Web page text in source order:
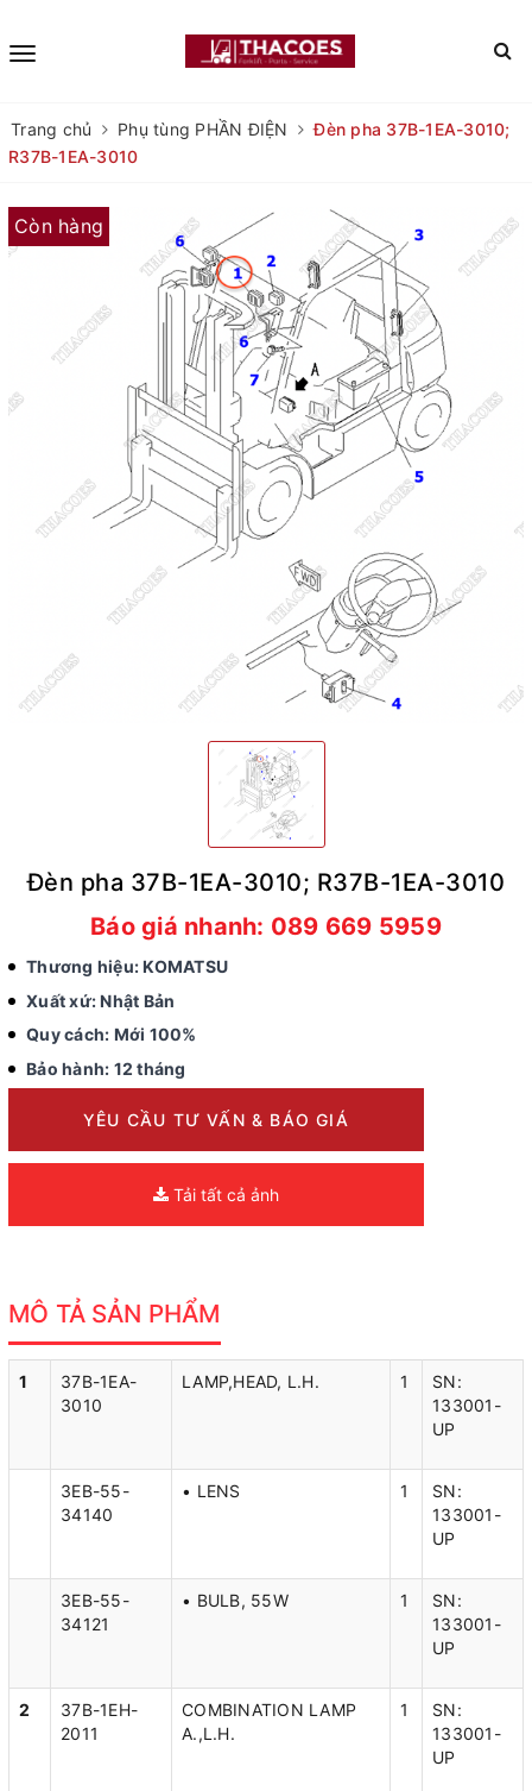
Trang chủ Phụ tùng PHẦN ĐIỆN
Đèn pha 37B-1EA-3010;
R37B-1EA-3010
Còn hàng
Đèn pha 37B-1EA-3010; R37B-1EA-3010
Báo giá nhanh: 089 669 5959
Thương hiệu: KOMATSU
Xuất xứ: Nhật Bản
Quy cách: Mới 100%
Bảo hành: 12 tháng
YÊU CẦU TƯ VẤN & BÁO GIÁ
Tải tất cả ảnh
MÔ TẢ SẢN PHẨM
1
37B-1EA-
3010
LAMP,HEAD, L.H. 1
SN:
133001-
UP
3EB-55-
34140
• LENS 1
SN:
133001-
UP
3EB-55-
34121
• BULB, 55W 1
SN:
133001-
UP
2
37B-1EH-
2011
COMBINATION LAMP
A.,L.H.
1
SN:
133001-
UP